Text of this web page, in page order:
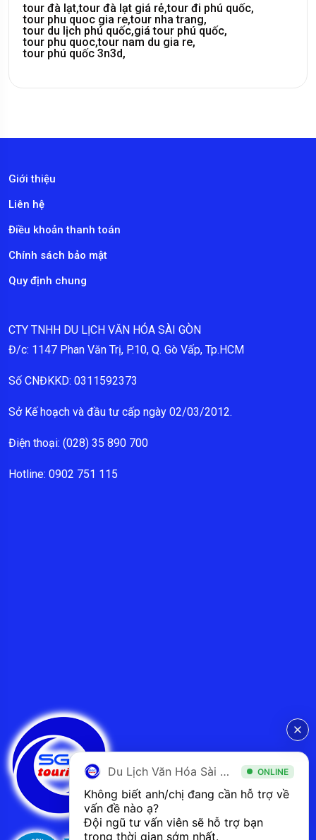
tour đà lạt,tour đà lạt giá rẻ,tour đi phú quốc,
tour phu quoc gia re,tour nha trang,
tour du lịch phú quốc,giá tour phú quốc,
tour phu quoc,tour nam du gia re,
tour phú quốc 3n3d,
Giới thiệu
Liên hệ
Điều khoản thanh toán
Chính sách bảo mật
Quy định chung
CTY TNHH DU LỊCH VĂN HÓA SÀI GÒN
Đ/c: 1147 Phan Văn Trị, P.10, Q. Gò Vấp, Tp.HCM
Số CNĐKKD: 0311592373
Sở Kế hoạch và đầu tư cấp ngày 02/03/2012.
Điện thoại: (028) 35 890 700
Hotline: 0902 751 115
Du Lịch Văn Hóa Sài Gòn ONLINE
Không biết anh/chị đang cần hỗ trợ về
vấn đề nào ạ?
Đội ngũ tư vấn viên sẽ hỗ trợ bạn
trong thời gian sớm nhất.